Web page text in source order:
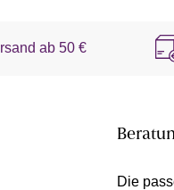
ab50 €
Die